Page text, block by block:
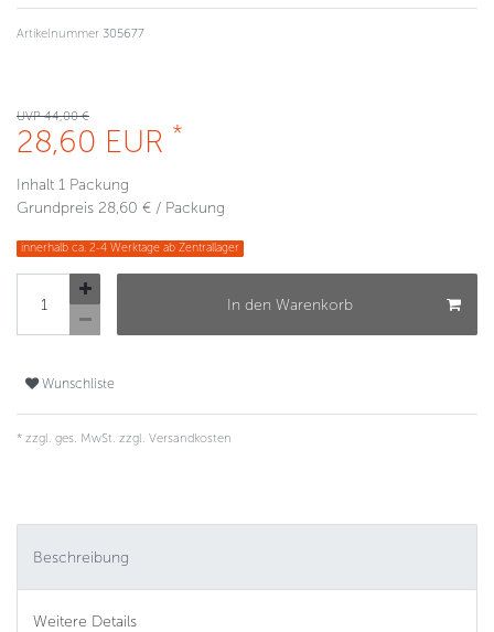
Artikelnummer 305677
UVP 44,00 €
28,60 EUR *
Inhalt 1 Packung
Grundpreis 28,60 € / Packung
innerhalb ca. 2-4 Werktage ab Zentrallager
In den Warenkorb
Wunschliste
* zzgl. ges. MwSt. zzgl. Versandkosten
Beschreibung
Weitere Details